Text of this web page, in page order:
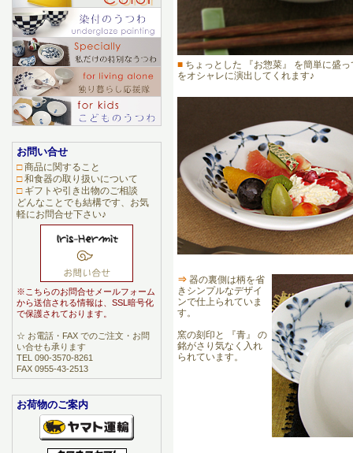
■ ちょっとした 『お惣菜』 を簡単に盛
をオシャレに演出してくれます♪
⇒ 器の裏側は柄を省
きシンプルなデザイ
ンで仕上られていま
す。
窯の刻印と 『青』 の
銘がさり気なく入れ
られています。
お問い合せ
□商品に関すること
□和食器の取り扱いについて
□ギフトや引き出物のご相談
どんなことでも結構です、お気
軽にお問合せ下さい♪
※こちらのお問合せメールフォーム
から送信される情報は、SSL暗号化
で保護されております。
☆ お電話・FAX でのご注文・お問
い合せも承ります
TEL 090-3570-8261
FAX 0955-43-2513
お荷物のご案内